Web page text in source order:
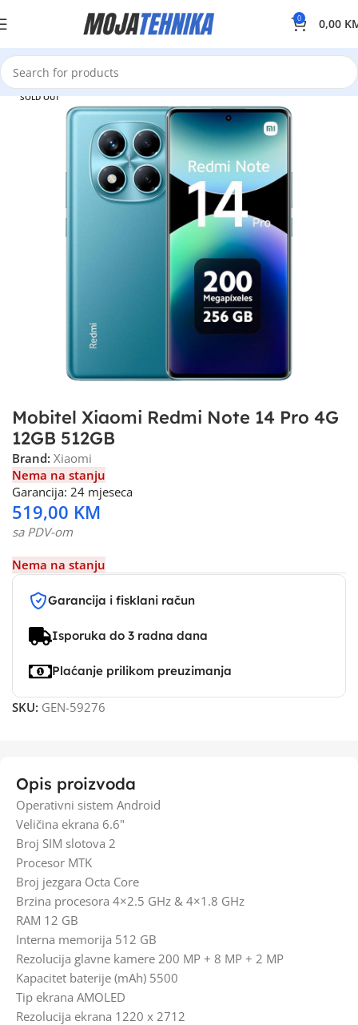
0 0,00
SOLD OUT
Mobitel Xiaomi Redmi Note 14 Pro 4G
12GB 512GB
Brand: Xiaomi
Nema na stanju
Garancija: 24 mjeseca
519,00 KM
sa PDV-om
Nema na stanju
Garancija i fisklani račun
Isporuka do 3 radna dana
Plaćanje prilikom preuzimanja
SKU: GEN-59276
Opis proizvoda
Operativni sistem Android
Veličina ekrana 6.6"
Broj SIM slotova 2
Procesor MTK
Broj jezgara Octa Core
Brzina procesora 4×2.5 GHz & 4×1.8 GHz
RAM 12 GB
Interna memorija 512 GB
Rezolucija glavne kamere 200 MP + 8 MP + 2 MP
Kapacitet baterije (mAh) 5500
Tip ekrana AMOLED
Rezolucija ekrana 1220 x 2712